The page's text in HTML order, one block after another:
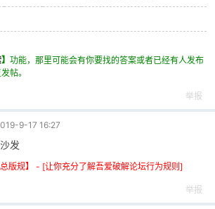
】 功能，那里可能会有你要找的答案或者已经有人发布
帖。
举报
9-17 16:27
发
总版规】 - [让你充分了解吾爱破解论坛行为规则]
举报